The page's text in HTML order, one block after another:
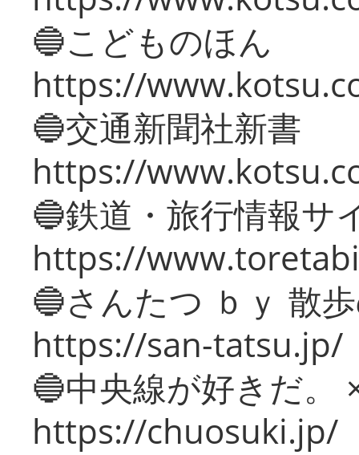
🔵こどものほん
https://
🔵交通新聞社新書
https://
🔵鉄道・旅行情報サ
https://
🔵さんたつ ｂｙ 散
https://san-tatsu.jp/
🔵中央線が好きだ。
https://chuosuki.jp/